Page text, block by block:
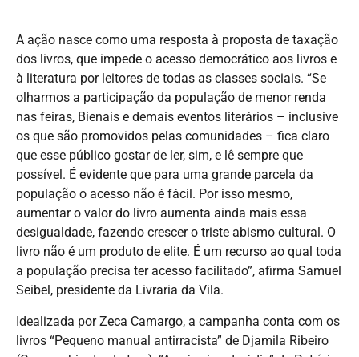
A ação nasce como uma resposta à proposta de taxação
dos livros, que impede o acesso democrático aos livros e
à literatura por leitores de todas as classes sociais. “Se
olharmos a participação da população de menor renda
nas feiras, Bienais e demais eventos literários – inclusive
os que são promovidos pelas comunidades – fica claro
que esse público gostar de ler, sim, e lê sempre que
possível. É evidente que para uma grande parcela da
população o acesso não é fácil. Por isso mesmo,
aumentar o valor do livro aumenta ainda mais essa
desigualdade, fazendo crescer o triste abismo cultural. O
livro não é um produto de elite. É um recurso ao qual toda
a população precisa ter acesso facilitado”, afirma Samuel
Seibel, presidente da Livraria da Vila.
Idealizada por Zeca Camargo, a campanha conta com os
livros “Pequeno manual antirracista” de Djamila Ribeiro